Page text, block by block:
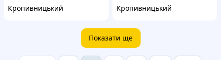
Кропивницький
Кропивницький
Показати ще